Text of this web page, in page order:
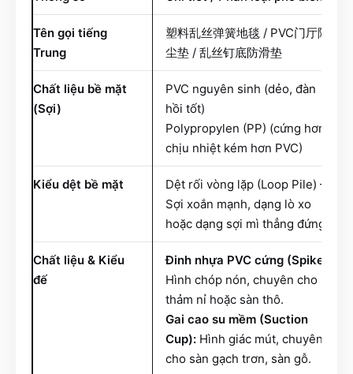
Tên gọi tiếng
Trung
塑料乱丝弹簧地毯 / PVC门厅除
尘垫 / 乱丝钉底防滑垫
Chất liệu bề mặt
(Sợi)
PVC nguyên sinh (dẻo, đàn
hồi tốt)
Polypropylen (PP) (cứng hơn,
chịu nhiệt kém hơn PVC)
Kiểu dệt bề mặt
Dệt rối vòng lặp (Loop Pile) –
Sợi xoắn mạnh, dạng lò xo
hoặc dạng sợi mì thẳng đứng
Chất liệu & Kiểu
đế
Đinh nhựa PVC cứng (Spike):
Hình chóp nón, chuyên cho
thảm nỉ hoặc sàn thô.
Gai cao su mềm (Suction
Cup): Hình giác mút, chuyên
cho sàn gạch trơn, sàn gỗ.